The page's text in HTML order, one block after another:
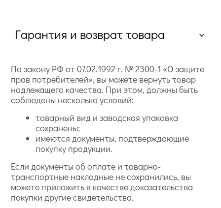
Гарантия и возврат товара
По закону РФ от 07.02.1992 г. № 2300-1 «О защите
прав потребителей», вы можете вернуть товар
надлежащего качества. При этом, должны быть
соблюдены несколько условий:
товарный вид и заводская упаковка
сохранены;
имеются документы, подтверждающие
покупку продукции.
Если документы об оплате и товарно-
транспортные накладные не сохранились, вы
можете приложить в качестве доказательства
покупки другие свидетельства.